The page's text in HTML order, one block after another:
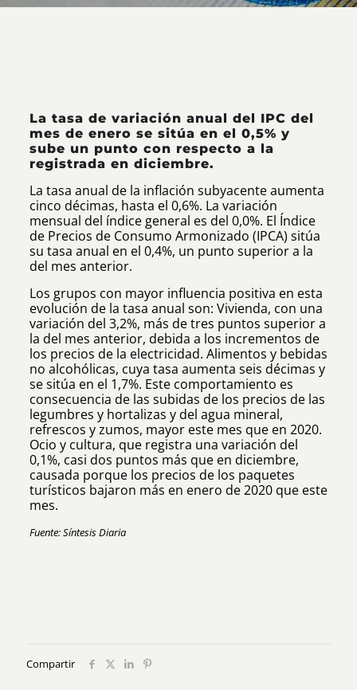
La tasa de variación anual del IPC del
mes de enero se sitúa en el 0,5% y
sube un punto con respecto a la
registrada en diciembre.
La tasa anual de la inflación subyacente aumenta
cinco décimas, hasta el 0,6%. La variación
mensual del índice general es del 0,0%. El Índice
de Precios de Consumo Armonizado (IPCA) sitúa
su tasa anual en el 0,4%, un punto superior a la
del mes anterior.
Los grupos con mayor influencia positiva en esta
evolución de la tasa anual son: Vivienda, con una
variación del 3,2%, más de tres puntos superior a
la del mes anterior, debida a los incrementos de
los precios de la electricidad. Alimentos y bebidas
no alcohólicas, cuya tasa aumenta seis décimas y
se sitúa en el 1,7%. Este comportamiento es
consecuencia de las subidas de los precios de las
legumbres y hortalizas y del agua mineral,
refrescos y zumos, mayor este mes que en 2020.
Ocio y cultura, que registra una variación del
0,1%, casi dos puntos más que en diciembre,
causada porque los precios de los paquetes
turísticos bajaron más en enero de 2020 que este
mes.
Fuente: Síntesis Diaria
Compartir